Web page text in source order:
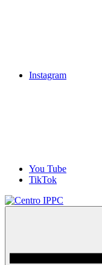
Instagram
You Tube
TikTok